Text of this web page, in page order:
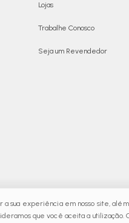
Lojas
Trabalhe Conosco
Seja um Revendedor
© Copyright 2025
a sua experiência em nosso site,
que você aceita a utilização.